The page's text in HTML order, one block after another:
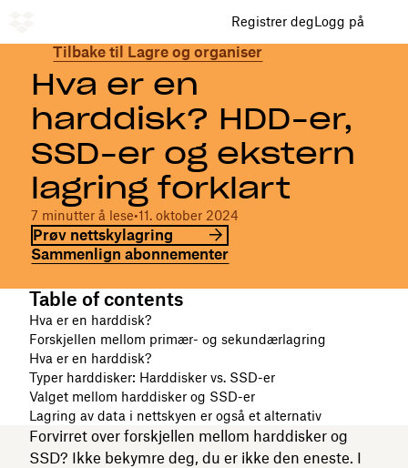
Registrer degLogg på
Tilbake til Lagre og organiser
Hva er en
harddisk? HDD-er,
SSD-er og ekstern
lagring forklart
7 minutter å lese•11. oktober 2024
Prøv nettskylagring
Sammenlign abonnementer
Table of contents
Hva er en harddisk?
Forskjellen mellom primær- og sekundærlagring
Hva er en harddisk?
Typer harddisker: Harddisker vs. SSD-er
Valget mellom harddisker og SSD-er
Lagring av data i nettskyen er også et alternativ
Forvirret over forskjellen mellom harddisker og
SSD? Ikke bekymre deg, du er ikke den eneste. I